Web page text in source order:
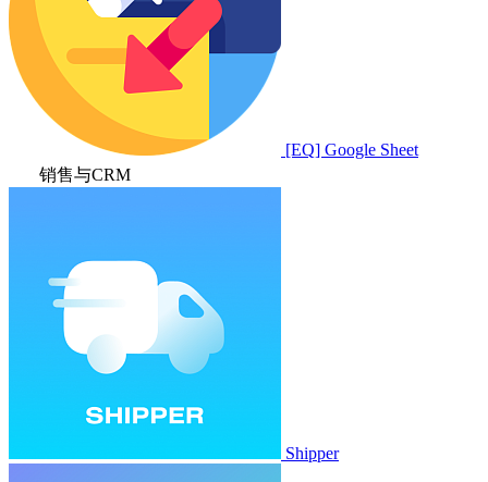
[EQ] Google Sheet
销售与CRM
Shipper